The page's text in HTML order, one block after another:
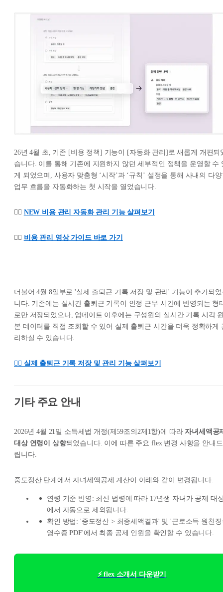
26년 4월 초, 기존 [비용 정책] 기능이 [자동화 관리]로 새롭게 개편되
습니다. 이를 통해 기존에 지원하지 않던 세부적인 정책을 운영할 수
게 되었으며, 사용자 맞춤형 ‘시작’과 ‘규칙’ 설정을 통해 사내의 다
업무 흐름을 자동화하는 첫 시작을 열었습니다.
👉🏻 NEW 비용 관리 자동화 관리 기능 살펴보기
👉🏻 비용 관리 영상 가이드 바로 가기
더불어 4월 8일부로 '실제 출퇴근 기록 저장 및 관리' 기능이 추가되
니다. 기존에는 실시간 출퇴근 기록이 인정 근무 시간에 반영되는 형
로만 저장되었으나, 업데이트 이후에는 구성원의 실시간 기록 시각
본 데이터를 직접 조회할 수 있어 실제 출퇴근 시간을 더욱 정확하게
리하실 수 있습니다.
👉🏻 실제 출퇴근 기록 저장 및 관리 기능 살펴보기
기타 주요 안내
2026년 4월 21일 소득세법 개정(제59조의2제1항)에 따라자녀세액공
대상 연령이 상향되었습니다. 이에 따른 주요 flex 변경 사항을 안내드
립니다.
중도정산 단계에서 자녀세액공제 계산이 아래와 같이 변경됩니다.
연령 기준 반영: 최신 법령에 따라 17년생 자녀가 공제 대
에서 자동으로 제외됩니다.
확인 방법: '중도정산 > 최종세액결과' 및 '근로소득 원천징
영수증 PDF'에서 최종 공제 인원을 확인할 수 있습니다.
⚡ flex 소개서 다운받기